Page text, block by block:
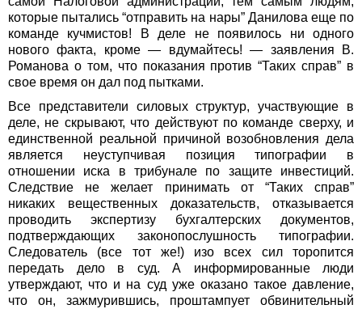
которые пытались “отправить на нары” Данилова еще по
команде кучмистов! В деле не появилось ни одного
нового факта, кроме — вдумайтесь! — заявления В.
Романова о том, что показания против “Таких справ” в
свое время он дал под пытками.
Все представители силовых структур, участвующие в
деле, не скрывают, что действуют по команде сверху, и
единственной реальной причиной возобновления дела
является неуступчивая позиция типографии в
отношении иска в трибунале по защите инвестиций.
Следствие не желает принимать от “Таких справ”
никаких вещественных доказательств, отказывается
проводить экспертизу бухгалтерских документов,
подтверждающих законопослушность типографии.
Следователь (все тот же!) изо всех сил торопится
передать дело в суд. А информированные люди
утверждают, что и на суд уже оказано такое давление,
что он, зажмурившись, проштампует обвинительный